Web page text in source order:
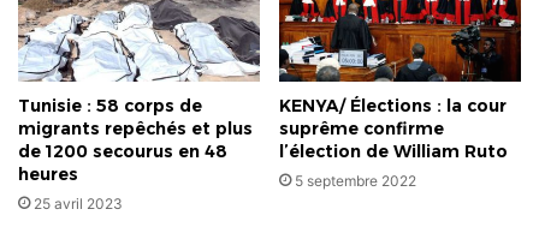
Tunisie : 58 corps de
migrants repêchés et plus
de 1200 secourus en 48
heures
25 avril 2023
KENYA/ Élections : la cour
suprême confirme
l’élection de William Ruto
5 septembre 2022